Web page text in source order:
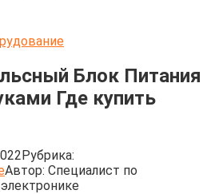
Блок Питания
Где купить
Рубрика:
Автор: Cпециалист по